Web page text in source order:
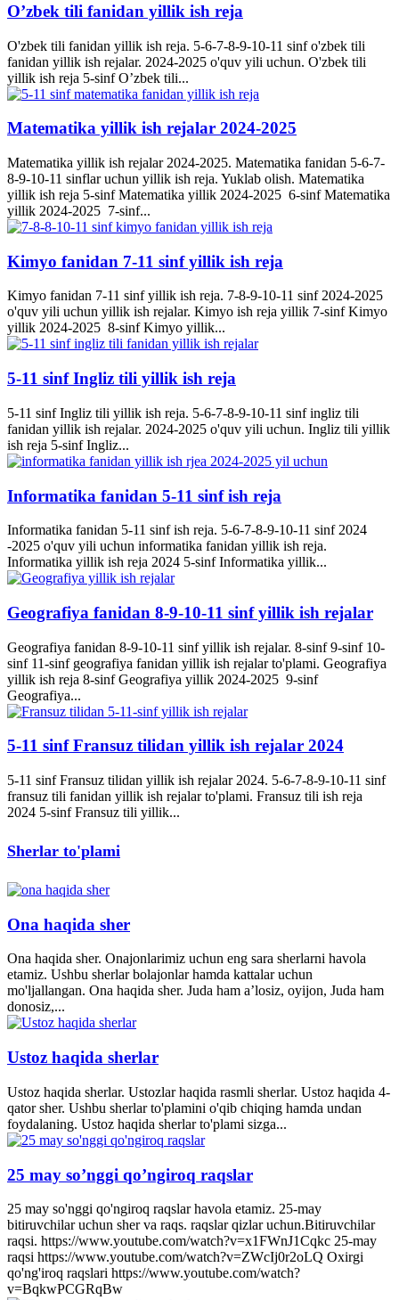
O’zbek tili fanidan yillik ish reja
O'zbek tili fanidan yillik ish reja. 5-6-7-8-9-10-11 sinf o'zbek tili
fanidan yillik ish rejalar. 2024-2025 o'quv yili uchun. O'zbek tili
yillik ish reja 5-sinf O’zbek tili...
Matematika yillik ish rejalar 2024-2025
Matematika yillik ish rejalar 2024-2025. Matematika fanidan 5-6-7-
8-9-10-11 sinflar uchun yillik ish reja. Yuklab olish. Matematika
yillik ish reja 5-sinf Matematika yillik 2024-2025 6-sinf Matematika
yillik 2024-2025 7-sinf...
Kimyo fanidan 7-11 sinf yillik ish reja
Kimyo fanidan 7-11 sinf yillik ish reja. 7-8-9-10-11 sinf 2024-2025
o'quv yili uchun yillik ish rejalar. Kimyo ish reja yillik 7-sinf Kimyo
yillik 2024-2025 8-sinf Kimyo yillik...
5-11 sinf Ingliz tili yillik ish reja
5-11 sinf Ingliz tili yillik ish reja. 5-6-7-8-9-10-11 sinf ingliz tili
fanidan yillik ish rejalar. 2024-2025 o'quv yili uchun. Ingliz tili yillik
ish reja 5-sinf Ingliz...
Informatika fanidan 5-11 sinf ish reja
Informatika fanidan 5-11 sinf ish reja. 5-6-7-8-9-10-11 sinf 2024
-2025 o'quv yili uchun informatika fanidan yillik ish reja.
Informatika yillik ish reja 2024 5-sinf Informatika yillik...
Geografiya fanidan 8-9-10-11 sinf yillik ish rejalar
Geografiya fanidan 8-9-10-11 sinf yillik ish rejalar. 8-sinf 9-sinf 10-
sinf 11-sinf geografiya fanidan yillik ish rejalar to'plami. Geografiya
yillik ish reja 8-sinf Geografiya yillik 2024-2025 9-sinf
Geografiya...
5-11 sinf Fransuz tilidan yillik ish rejalar 2024
5-11 sinf Fransuz tilidan yillik ish rejalar 2024. 5-6-7-8-9-10-11 sinf
fransuz tili fanidan yillik ish rejalar to'plami. Fransuz tili ish reja
2024 5-sinf Fransuz tili yillik...
Sherlar to'plami
Ona haqida sher
Ona haqida sher. Onajonlarimiz uchun eng sara sherlarni havola
etamiz. Ushbu sherlar bolajonlar hamda kattalar uchun
mo'ljallangan. Ona haqida sher. Juda ham a’losiz, oyijon, Juda ham
donosiz,...
Ustoz haqida sherlar
Ustoz haqida sherlar. Ustozlar haqida rasmli sherlar. Ustoz haqida 4-
qator sher. Ushbu sherlar to'plamini o'qib chiqing hamda undan
foydalaning. Ustoz haqida sherlar to'plami sizga...
25 may so’nggi qo’ngiroq raqslar
25 may so'nggi qo'ngiroq raqslar havola etamiz. 25-may
bitiruvchilar uchun sher va raqs. raqslar qizlar uchun.Bitiruvchilar
raqsi. https://www.youtube.com/watch?v=x1FWnJ1Cqkc 25-may
raqsi https://www.youtube.com/watch?v=ZWcIj0r2oLQ Oxirgi
qo'ng'iroq raqslari https://www.youtube.com/watch?
v=BqkwPCGRqBw